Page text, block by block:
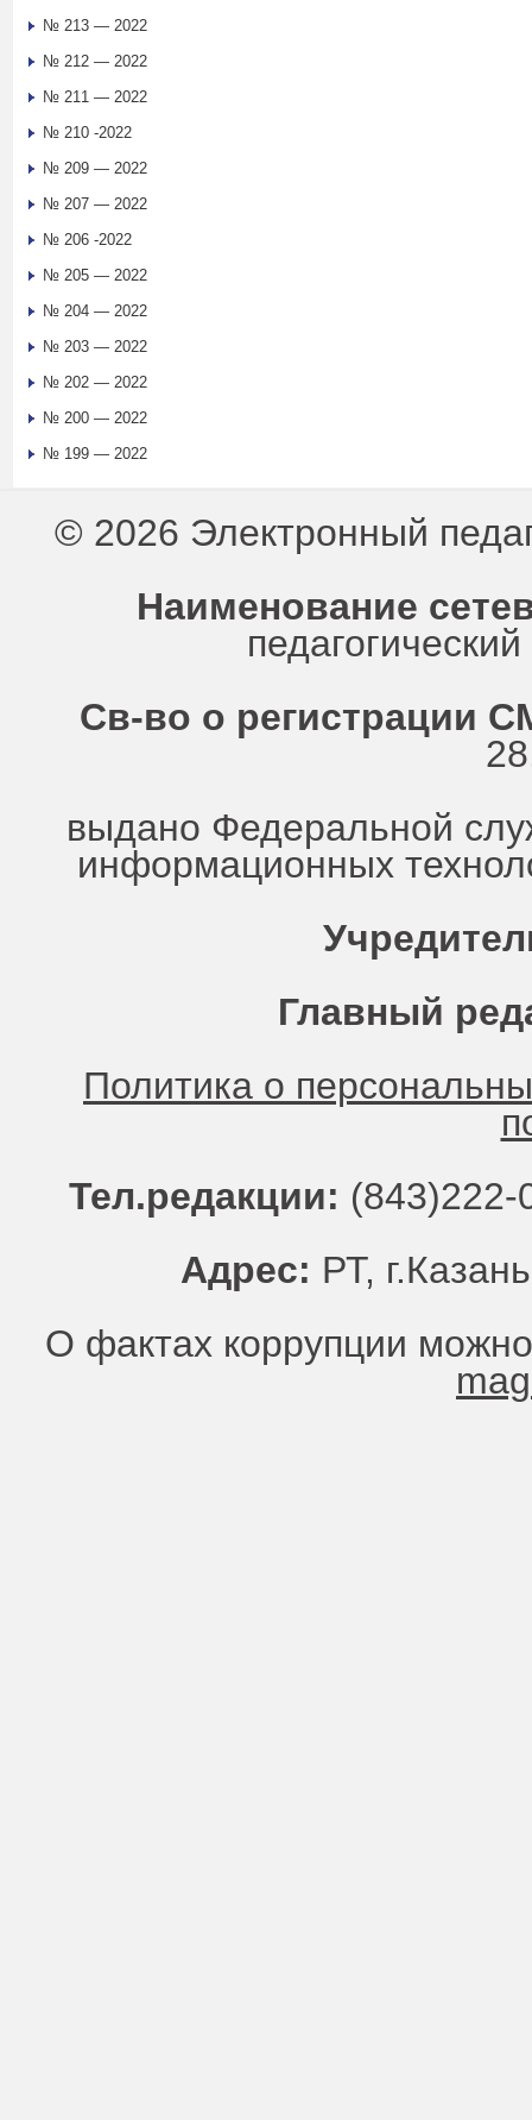
№ 213 — 2022
№ 212 — 2022
№ 211 — 2022
№ 210 -2022
№ 209 — 2022
№ 207 — 2022
№ 206 -2022
№ 205 — 2022
№ 204 — 2022
№ 203 — 2022
№ 202 — 2022
№ 200 — 2022
№ 199 — 2022
© 2026 Электронный
Наименование
Св-во о регистрации
выдано Федеральной
информационных
Главный
Политика о
Тел.редакции:
Адрес: РТ,
О фактах коррупции